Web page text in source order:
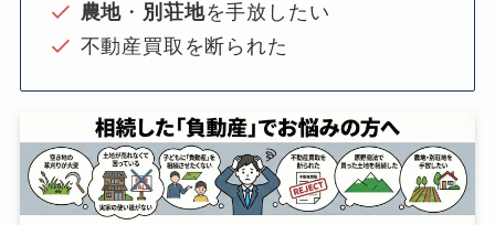
農地 ・ 別荘地を手放したい
不動産買取を断られた